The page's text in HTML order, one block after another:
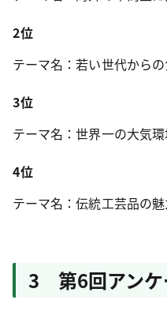
2位
テーマ名：若い世代からの
3位
テーマ名：世界一の大気
4位
テーマ名：伝統工芸品の魅
3 第6回アンケ